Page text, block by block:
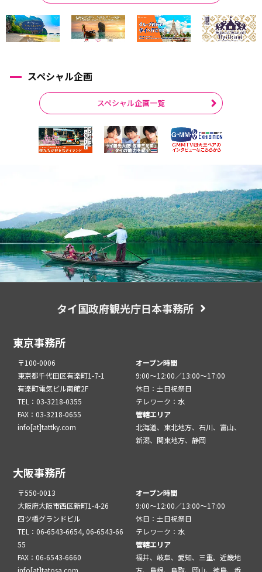
スペシャル企画
スペシャル企画一覧
タイ国政府観光庁日本事務所
東京事務所
〒100-0006
東京都千代田区有楽町1-7-1
有楽町電気ビル南館2F
TEL：03-3218-0355
FAX：03-3218-0655
info[at]tattky.com
オープン時間
9:00～12:00／13:00～17:00
休日：土日祝祭日
テレワーク：水
管轄エリア
北海道、東北地方、石川、富山、
新潟、関東地方、静岡
大阪事務所
〒550-0013
大阪府大阪市西区新町1-4-26
四ツ橋グランドビル
TEL：06-6543-6654, 06-6543-66
55
FAX：06-6543-6660
info[at]tatosa.com
オープン時間
9:00～12:00／13:00～17:00
休日：土日祝祭日
テレワーク：水
管轄エリア
福井、岐阜、愛知、三重、近畿地
方、島根、鳥取、岡山、徳島、香